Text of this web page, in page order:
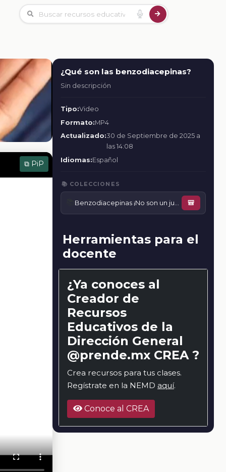
⧉ PiP
¿Qué son las benzodiacepinas?
Sin descripción
Tipo:Video
Formato:MP4
Actualizado:30 de Septiembre de 2025 a
las 14:08
Idiomas:Español
📚 COLECCIONES
🎒
Herramientas para el
docente
¿Ya conoces al
Creador de
Recursos
Educativos de la
Dirección General
@prende.mx CREA ?
Crea recursos para tus clases.
Regístrate en la NEMD aquí.
Conoce al CREA